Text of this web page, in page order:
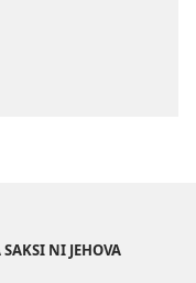
sa
sa
NI JEHOVA